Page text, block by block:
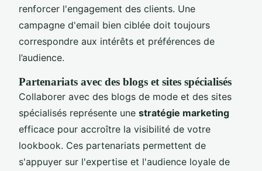
renforcer l'engagement des clients. Une
campagne d'email bien ciblée doit toujours
correspondre aux intérêts et préférences de
l’audience.
Partenariats avec des blogs et sites spécialisés
Collaborer avec des blogs de mode et des sites
spécialisés représente une stratégie marketing
efficace pour accroître la visibilité de votre
lookbook. Ces partenariats permettent de
s'appuyer sur l'expertise et l'audience loyale de